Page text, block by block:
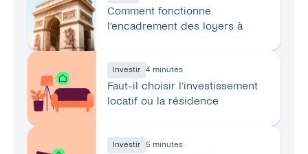
Comment fonctionne
l’encadrement des loyers à
Investir 4 minutes
Faut-il choisir l’investissement
locatif ou la résidence
Investir 5 minutes